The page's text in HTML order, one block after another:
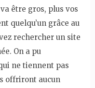
être gros, plus vos
quelqu’un grâce au
rechercher un site
On a pu
ne tiennent pas
offriront aucun